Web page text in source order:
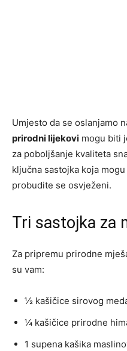
Umjesto da se oslanjamo
prirodni lijekovi mogu biti
za poboljšanje kvaliteta
ključna sastojka koja
probudite se osvježeni.
Tri sastojka za
Za pripremu prirodne
su vam:
½ kašičice sirovog
¼ kašičice prirodne
1 supena kašika